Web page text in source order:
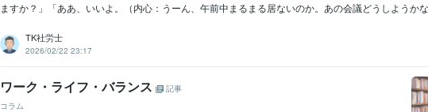
ますか？」「ああ、いいよ。（内心：うーん、午前中まるまる居ないのか。あの会議どうしようか
TK社労士
2026/02/22 23:17
ワーク・ライフ・バランス
記事
コラム